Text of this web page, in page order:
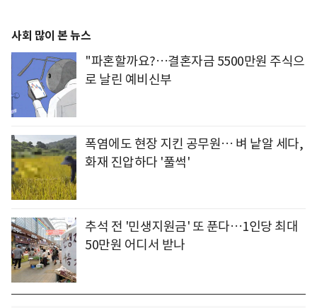
사회 많이 본 뉴스
"파혼할까요?…결혼자금 5500만원 주식으
로 날린 예비신부
폭염에도 현장 지킨 공무원… 벼 낱알 세다,
화재 진압하다 '풀썩'
추석 전 '민생지원금' 또 푼다…1인당 최대
50만원 어디서 받나